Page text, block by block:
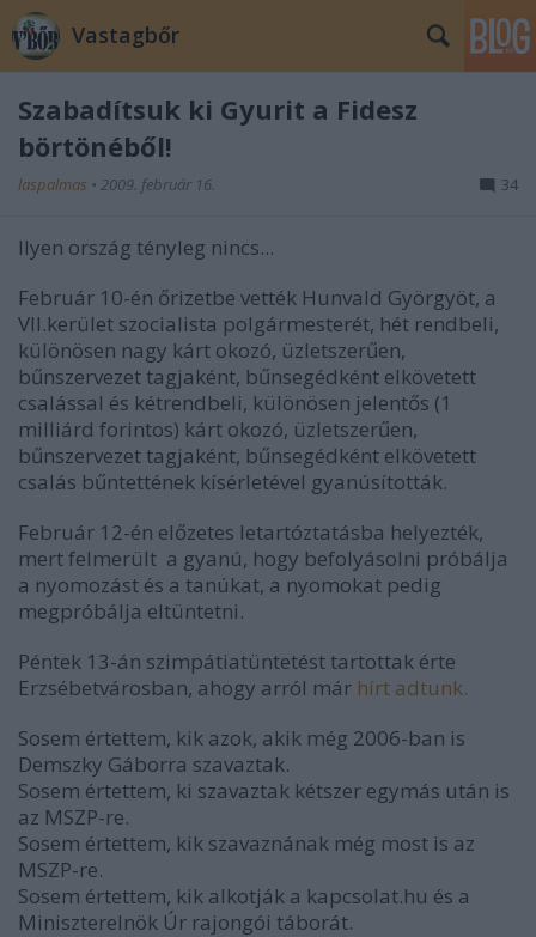
Vastagbőr
Szabadítsuk ki Gyurit a Fidesz
börtönéből!
laspalmas • 2009. február 16. 34
Ilyen ország tényleg nincs...
Február 10-én őrizetbe vették Hunvald Györgyöt, a
VII.kerület szocialista polgármesterét, hét rendbeli,
különösen nagy kárt okozó, üzletszerűen,
bűnszervezet tagjaként, bűnsegédként elkövetett
csalással és kétrendbeli, különösen jelentős (1
milliárd forintos) kárt okozó, üzletszerűen,
bűnszervezet tagjaként, bűnsegédként elkövetett
csalás bűntettének kísérletével gyanúsították.
Február 12-én előzetes letartóztatásba helyezték,
mert felmerült a gyanú, hogy befolyásolni próbálja
a nyomozást és a tanúkat, a nyomokat pedig
megpróbálja eltüntetni.
Péntek 13-án szimpátiatüntetést tartottak érte
Erzsébetvárosban, ahogy arról már hírt adtunk.
Sosem értettem, kik azok, akik még 2006-ban is
Demszky Gáborra szavaztak.
Sosem értettem, ki szavaztak kétszer egymás után is
az MSZP-re.
Sosem értettem, kik szavaznának még most is az
MSZP-re.
Sosem értettem, kik alkotják a kapcsolat.hu és a
Miniszterelnök Úr rajongói táborát.